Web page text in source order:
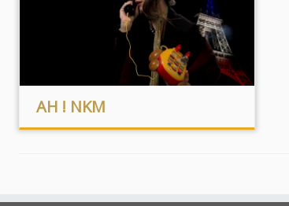
AH ! NKM